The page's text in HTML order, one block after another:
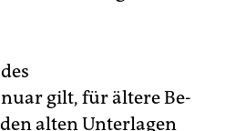
gilt, für ältere Be­
alten Unterlagen